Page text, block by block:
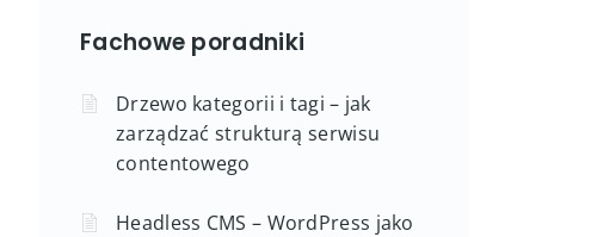
Fachowe poradniki
Drzewo kategorii i tagi – jak
zarządzać strukturą serwisu
contentowego
Headless CMS – WordPress jako